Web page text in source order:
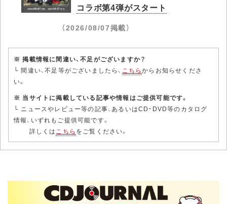
コラボ第4弾がスタート
（2026/08/07掲載）
※ 掲載情報に間違い、不足がございますか？
└ 間違い、不足等がございましたら、 こちらからお知らせくださ
い。
※ 当サイトに掲載している記事や情報はご提供可能です。
└ ニュースやレビュー等の記事、あるいはCD・DVD等のカタログ
情報、いずれもご提供可能です。
詳しくはこちら をご覧ください。